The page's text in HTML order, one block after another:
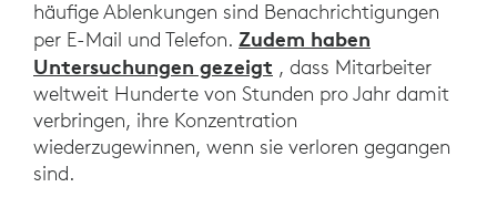
häufige Ablenkungen sind Benachrichtigungen
per E-Mail und Telefon. Zudem haben
Untersuchungen gezeigt , dass Mitarbeiter
weltweit Hunderte von Stunden pro Jahr damit
verbringen, ihre Konzentration
wiederzugewinnen, wenn sie verloren gegangen
sind.